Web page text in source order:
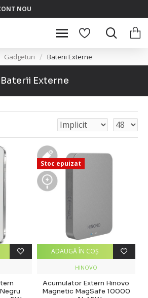
NOU
Gadgeturi Baterii Externe
Baterii Externe
Stoc epuizat
HINOVO
Acumulator Extern Hinovo
Magnetic MagSafe 10000
ADAUGĂ ÎN COŞ